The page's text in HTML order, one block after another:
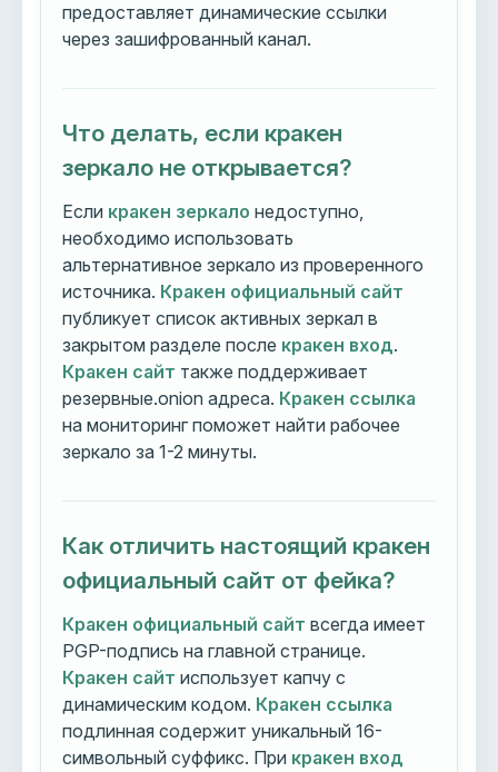
предоставляет динамические ссылки
через зашифрованный канал.
Что делать, если кракен
зеркало не открывается?
Если кракен зеркало недоступно,
необходимо использовать
альтернативное зеркало из проверенного
источника. Кракен официальный сайт
публикует список активных зеркал в
закрытом разделе после кракен вход.
Кракен сайт также поддерживает
резервные.onion адреса. Кракен ссылка
на мониторинг поможет найти рабочее
зеркало за 1-2 минуты.
Как отличить настоящий кракен
официальный сайт от фейка?
Кракен официальный сайт всегда имеет
PGP-подпись на главной странице.
Кракен сайт использует капчу с
динамическим кодом. Кракен ссылка
подлинная содержит уникальный 16-
символьный суффикс. При кракен вход